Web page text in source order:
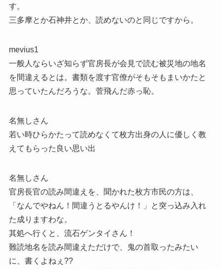
す。
三多摩とか石神井とか、読めないのと同じですから。
mevius1
一般人ならいざ知らず官房長が会見で読む被災地の地名
を間違えるとは。書類を渡す官僚がそもそもまいかたと
思っていたんだろうな。菅飛んだ赤っ恥。
名無しさん
若い時ひらかたって読めなくて枚方出身の人に優しく教
えてもらった良い思い出
名無しさん
官房長官の読み間違えを、聞かれた枚方市民の方は、
「なんでやねん！間違うとるやんけ！」と突っ込み入れ
た成りますわな。
其処へ行くと、流石ゲンタイさん！
難読地名を読み間違えただけで、鬼の首取ったみたい
に、書くよねぇ??